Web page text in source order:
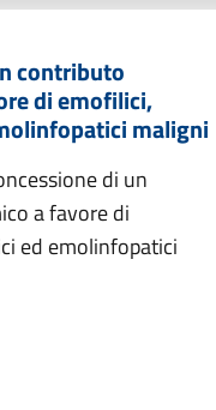
contributo
di emofilici,
maligni
di un
a favore di
ed emolinfopatici